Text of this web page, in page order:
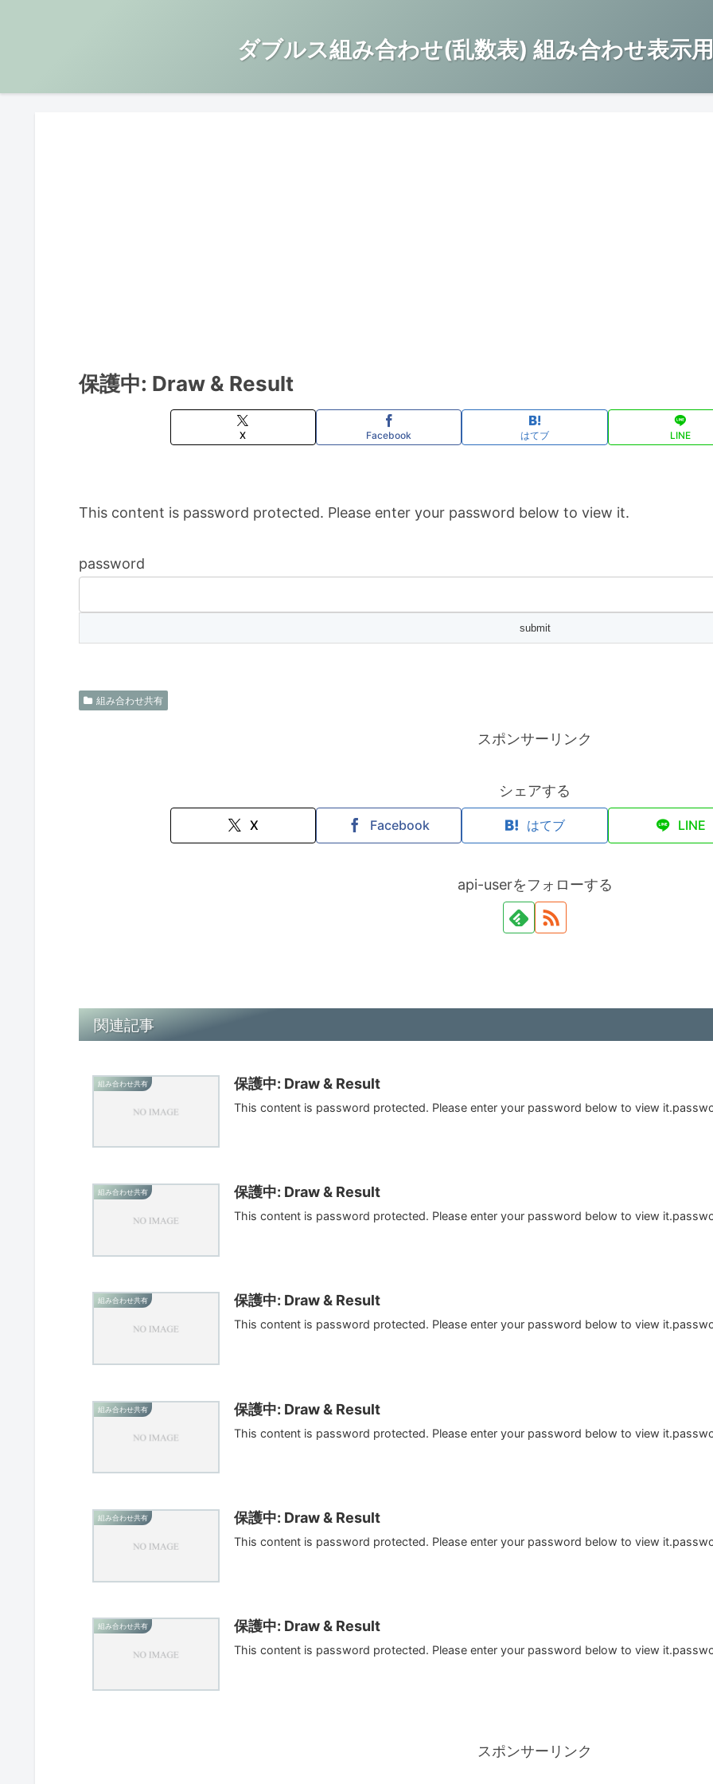
ダブルス組み合わせ(乱数表) 組み合わせ表示
保護中: Draw & Result
X Facebook はてブ LINE
This content is password protected. Please enter your password below to view it.
password
組み合わせ共有
スポンサーリンク
シェアする
X Facebook はてブ LINE
api-userをフォローする
関連記事
組み合わせ共有 保護中: Draw & Result
This content is password protected. Please enter your password below to view
組み合わせ共有 保護中: Draw & Result
This content is password protected. Please enter your password below to view
組み合わせ共有 保護中: Draw & Result
This content is password protected. Please enter your password below to view
組み合わせ共有 保護中: Draw & Result
This content is password protected. Please enter your password below to view
組み合わせ共有 保護中: Draw & Result
This content is password protected. Please enter your password below to view
組み合わせ共有 保護中: Draw & Result
This content is password protected. Please enter your password below to view
スポンサーリンク